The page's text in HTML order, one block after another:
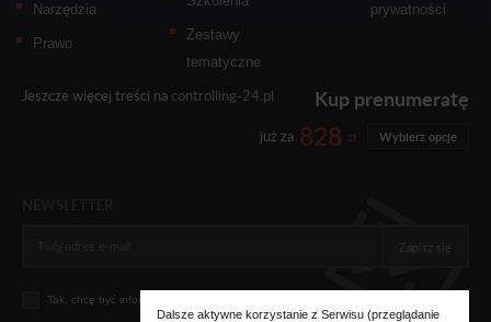
Narzędzia
Prawo
Zestawy
tematyczne
prywatności
Jeszcze więcej treści na controlling-24.pl Kup prenumeratę
już za 828 zł Wybierz opcje
Zapisz się
Tak, chcę być informowany... (
Dalsze aktywne korzystanie z Serwisu (przeglądanie